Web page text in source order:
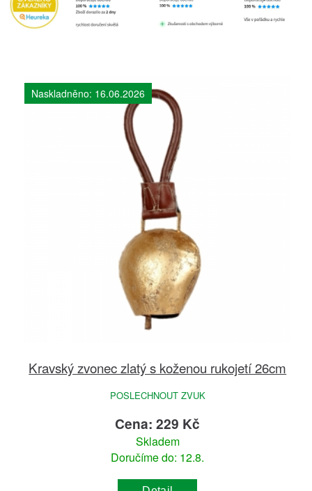
Naskladněno: 16.06.2026
Kravský zvonec zlatý s koženou rukojetí 26cm
POSLECHNOUT ZVUK
Cena: 229 Kč
Skladem
Doručíme do: 12.8.